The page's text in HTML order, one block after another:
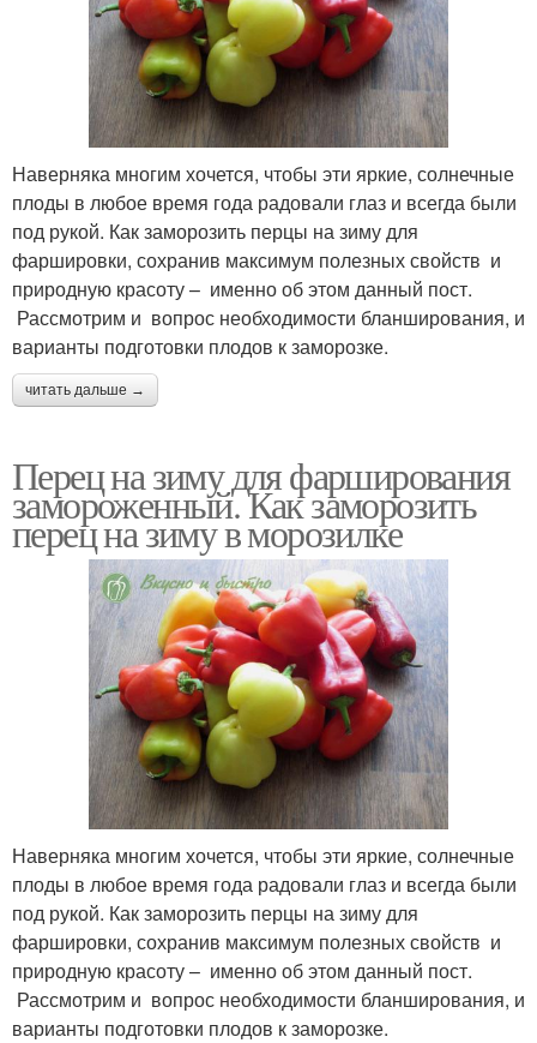
Наверняка многим хочется, чтобы эти яркие, солнечные
плоды в любое время года радовали глаз и всегда были
под рукой. Как заморозить перцы на зиму для
фаршировки, сохранив максимум полезных свойств и
природную красоту – именно об этом данный пост.
Рассмотрим и вопрос необходимости бланширования, и
варианты подготовки плодов к заморозке.
читать дальше →
Перец на зиму для фарширования
замороженный. Как заморозить
перец на зиму в морозилке
Наверняка многим хочется, чтобы эти яркие, солнечные
плоды в любое время года радовали глаз и всегда были
под рукой. Как заморозить перцы на зиму для
фаршировки, сохранив максимум полезных свойств и
природную красоту – именно об этом данный пост.
Рассмотрим и вопрос необходимости бланширования, и
варианты подготовки плодов к заморозке.